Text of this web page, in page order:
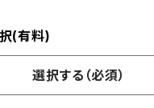
(有料)
選択する（必須）